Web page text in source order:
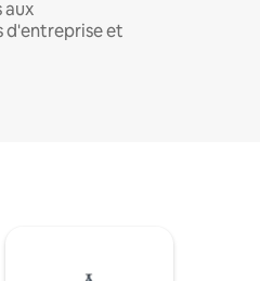
aux
d'entreprise et